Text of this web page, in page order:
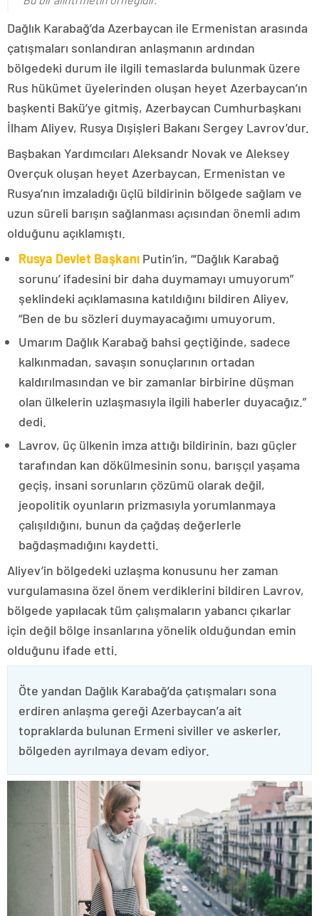
Dağlık Karabağ’da Azerbaycan ile Ermenistan arasında
çatışmaları sonlandıran anlaşmanın ardından
bölgedeki durum ile ilgili temaslarda bulunmak üzere
Rus hükümet üyelerinden oluşan heyet Azerbaycan’ın
başkenti Bakü’ye gitmiş, Azerbaycan Cumhurbaşkanı
İlham Aliyev, Rusya Dışişleri Bakanı Sergey Lavrov’dur.
Başbakan Yardımcıları Aleksandr Novak ve Aleksey
Overçuk oluşan heyet Azerbaycan, Ermenistan ve
Rusya’nın imzaladığı üçlü bildirinin bölgede sağlam ve
uzun süreli barışın sağlanması açısından önemli adım
olduğunu açıklamıştı.
Rusya Devlet Başkanı Putin’in, “‘Dağlık Karabağ
sorunu’ ifadesini bir daha duymamayı umuyorum”
şeklindeki açıklamasına katıldığını bildiren Aliyev,
“Ben de bu sözleri duymayacağımı umuyorum.
Umarım Dağlık Karabağ bahsi geçtiğinde, sadece
kalkınmadan, savaşın sonuçlarının ortadan
kaldırılmasından ve bir zamanlar birbirine düşman
olan ülkelerin uzlaşmasıyla ilgili haberler duyacağız.”
dedi.
Lavrov, üç ülkenin imza attığı bildirinin, bazı güçler
tarafından kan dökülmesinin sonu, barışçıl yaşama
geçiş, insani sorunların çözümü olarak değil,
jeopolitik oyunların prizmasıyla yorumlanmaya
çalışıldığını, bunun da çağdaş değerlerle
bağdaşmadığını kaydetti.
Aliyev’in bölgedeki uzlaşma konusunu her zaman
vurgulamasına özel önem verdiklerini bildiren Lavrov,
bölgede yapılacak tüm çalışmaların yabancı çıkarlar
için değil bölge insanlarına yönelik olduğundan emin
olduğunu ifade etti.
Öte yandan Dağlık Karabağ’da çatışmaları sona
erdiren anlaşma gereği Azerbaycan’a ait
topraklarda bulunan Ermeni siviller ve askerler,
bölgeden ayrılmaya devam ediyor.